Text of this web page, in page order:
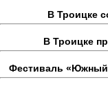
В Троицке
В Троицке
Фестиваль «Южный